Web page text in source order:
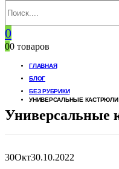
0
00 товаров
ГЛАВНАЯ
БЛОГ
БЕЗ РУБРИКИ
УНИВЕРСАЛЬНЫЕ
Универсальные
30Окт30.10.2022